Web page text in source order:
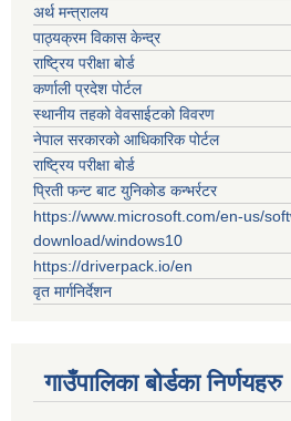
अर्थ मन्त्रालय
पाठ्यक्रम विकास केन्द्र
राष्ट्रिय परीक्षा बोर्ड
कर्णाली प्रदेश पोर्टल
स्थानीय तहको वेवसाईटको विवरण
नेपाल सरकारको आधिकारिक पोर्टल
राष्ट्रिय परीक्षा बोर्ड
प्रिती फन्ट बाट युनिकोड कन्भर्रटर
https://www.microsoft.com/en-us/
download/windows10
https://driverpack.io/en
वृत मार्गनिर्देशन
गाउँपालिका बोर्डका निर्णयहरु